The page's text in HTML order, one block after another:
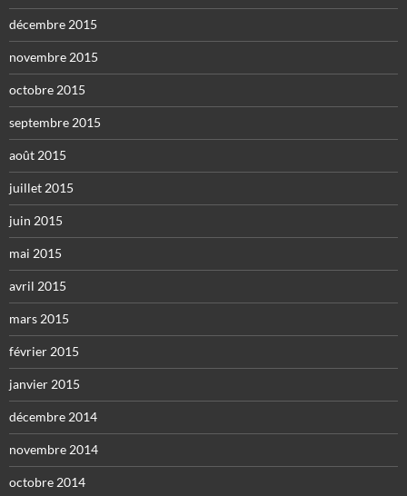
décembre 2015
novembre 2015
octobre 2015
septembre 2015
août 2015
juillet 2015
juin 2015
mai 2015
avril 2015
mars 2015
février 2015
janvier 2015
décembre 2014
novembre 2014
octobre 2014